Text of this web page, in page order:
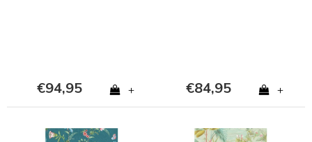
€94,95 + €84,95 +